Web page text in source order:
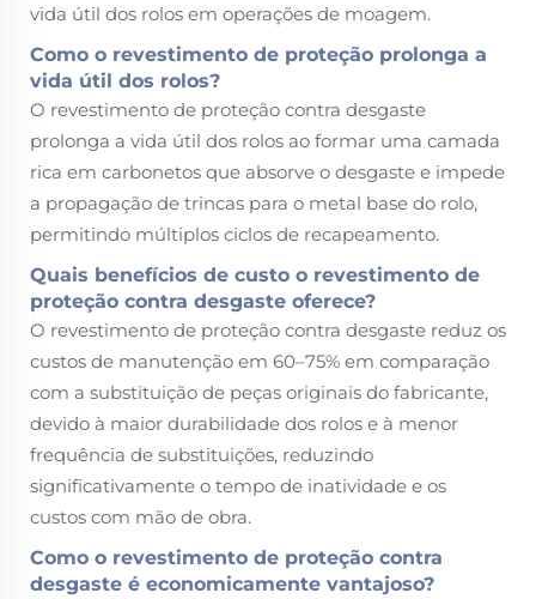
vida útil dos rolos em operações de moagem.
Como o revestimento de proteção prolonga a
vida útil dos rolos?
O revestimento de proteção contra desgaste
prolonga a vida útil dos rolos ao formar uma camada
rica em carbonetos que absorve o desgaste e impede
a propagação de trincas para o metal base do rolo,
permitindo múltiplos ciclos de recapeamento.
Quais benefícios de custo o revestimento de
proteção contra desgaste oferece?
O revestimento de proteção contra desgaste reduz os
custos de manutenção em 60–75% em comparação
com a substituição de peças originais do fabricante,
devido à maior durabilidade dos rolos e à menor
frequência de substituições, reduzindo
significativamente o tempo de inatividade e os
custos com mão de obra.
Como o revestimento de proteção contra
desgaste é economicamente vantajoso?